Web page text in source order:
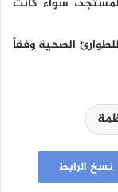
الصحية وفقاً
نسخ الرابط